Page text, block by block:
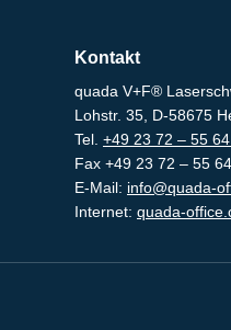
Kontakt
quada V+F®
Lohstr. 35, D-58675
Tel. +49 23 72 – 55
Fax +49 23 72 – 55
E-Mail: info@quada-
Internet: quada-